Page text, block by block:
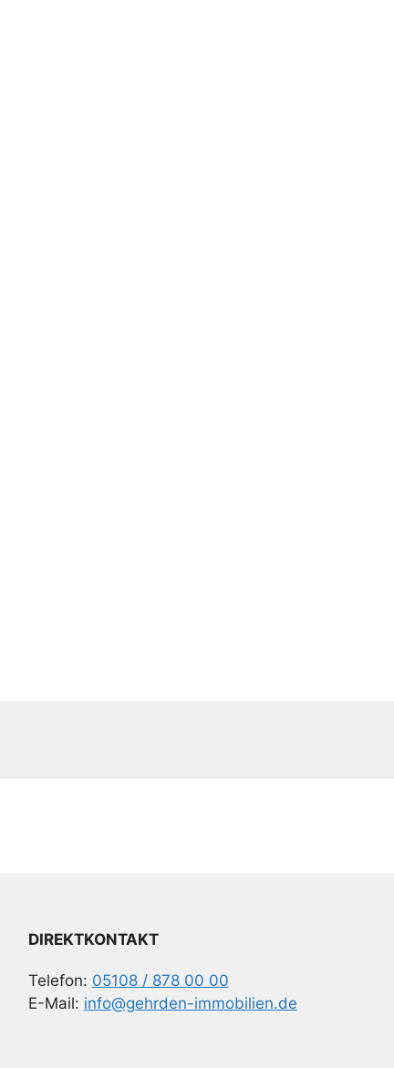
DIREKTKONTAKT
Telefon: 05108 / 878 00 00
E-Mail: info@gehrden-immobilien.de